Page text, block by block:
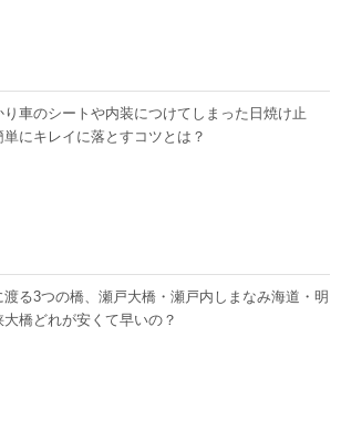
り車のシートや内装につけてしまった日焼け止
単にキレイに落とすコツとは？
渡る3つの橋、瀬戸大橋・瀬戸内しまなみ海道・明
大橋どれが安くて早いの？